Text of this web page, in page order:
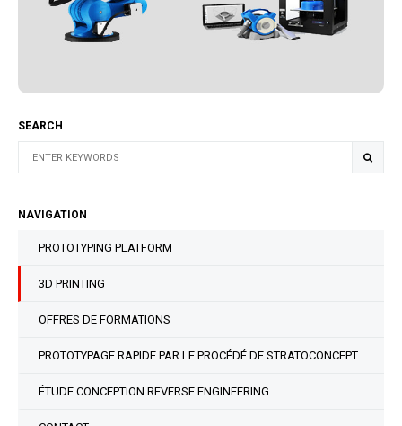
SEARCH
NAVIGATION
PROTOTYPING PLATFORM
3D PRINTING
OFFRES DE FORMATIONS
PROTOTYPAGE RAPIDE PAR LE PROCÉDÉ DE STRATOCONCEPTION®
ÉTUDE CONCEPTION REVERSE ENGINEERING